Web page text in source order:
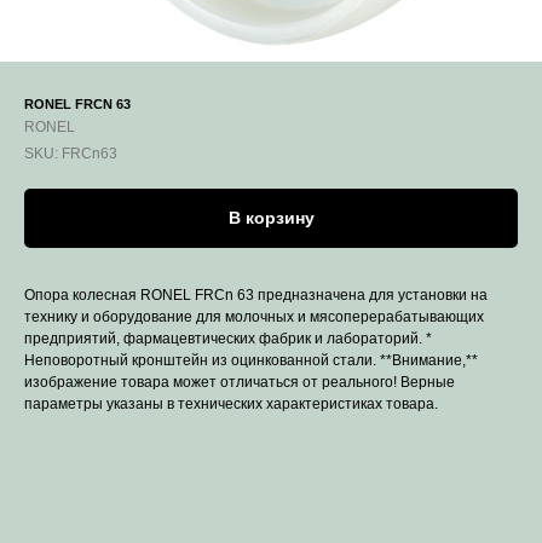
RONEL FRCN 63
RONEL
SKU: FRCn63
В корзину
Опора колесная RONEL FRCn 63 предназначена для установки на
технику и оборудование для молочных и мясоперерабатывающих
предприятий, фармацевтических фабрик и лабораторий. *
Неповоротный кронштейн из оцинкованной стали. **Внимание,**
изображение товара может отличаться от реального! Верные
параметры указаны в технических характеристиках товара.